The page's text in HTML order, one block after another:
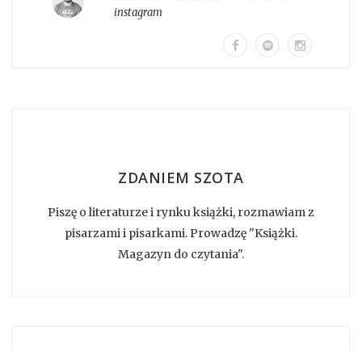
instagram
ZDANIEM SZOTA
Piszę o literaturze i rynku książki, rozmawiam z
pisarzami i pisarkami. Prowadzę "Książki.
Magazyn do czytania".